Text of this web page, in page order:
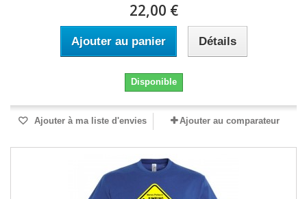
22,00 €
Ajouter au panier Détails
Disponible
Ajouter à ma liste d'envies Ajouter au comparateur